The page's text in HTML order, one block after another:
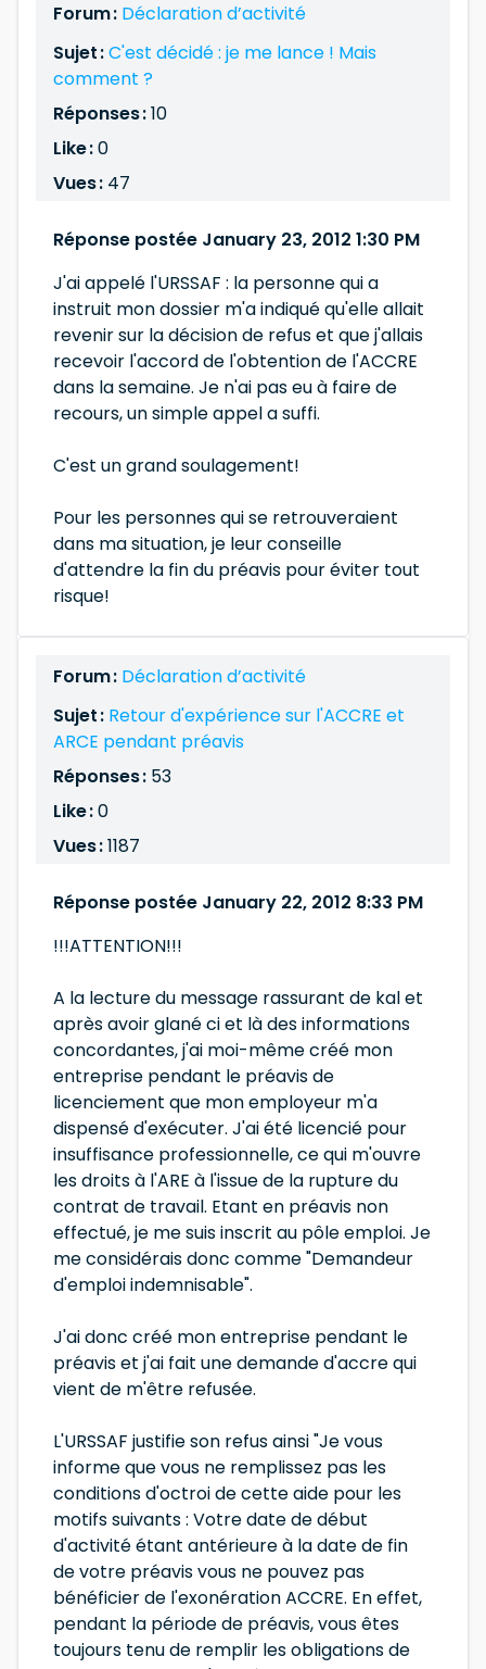
Forum : Déclaration d’activité
Sujet :C'est décidé : je me lance ! Mais
comment ?
Réponses :10
Like :0
Vues : 47
Réponse postée January 23, 2012 1:30 PM
J'ai appelé l'URSSAF : la personne qui a
instruit mon dossier m'a indiqué qu'elle allait
revenir sur la décision de refus et que j'allais
recevoir l'accord de l'obtention de l'ACCRE
dans la semaine. Je n'ai pas eu à faire de
recours, un simple appel a suffi.
C'est un grand soulagement!
Pour les personnes qui se retrouveraient
dans ma situation, je leur conseille
d'attendre la fin du préavis pour éviter tout
risque!
Forum : Déclaration d’activité
Sujet : Retour d'expérience sur l'ACCRE et
ARCE pendant préavis
Réponses : 53
Like :0
Vues :1187
Réponse postée January 22, 2012 8:33 PM
!!!ATTENTION!!!
A la lecture du message rassurant de kal et
après avoir glané ci et là des informations
concordantes, j'ai moi-même créé mon
entreprise pendant le préavis de
licenciement que mon employeur m'a
dispensé d'exécuter. J'ai été licencié pour
insuffisance professionnelle, ce qui m'ouvre
les droits à l'ARE à l'issue de la rupture du
contrat de travail. Etant en préavis non
effectué, je me suis inscrit au pôle emploi. Je
me considérais donc comme "Demandeur
d'emploi indemnisable".
J'ai donc créé mon entreprise pendant le
préavis et j'ai fait une demande d'accre qui
vient de m'être refusée.
L'URSSAF justifie son refus ainsi "Je vous
informe que vous ne remplissez pas les
conditions d'octroi de cette aide pour les
motifs suivants : Votre date de début
d'activité étant antérieure à la date de fin
de votre préavis vous ne pouvez pas
bénéficier de l'exonération ACCRE. En effet,
pendant la période de préavis, vous êtes
toujours tenu de remplir les obligations de